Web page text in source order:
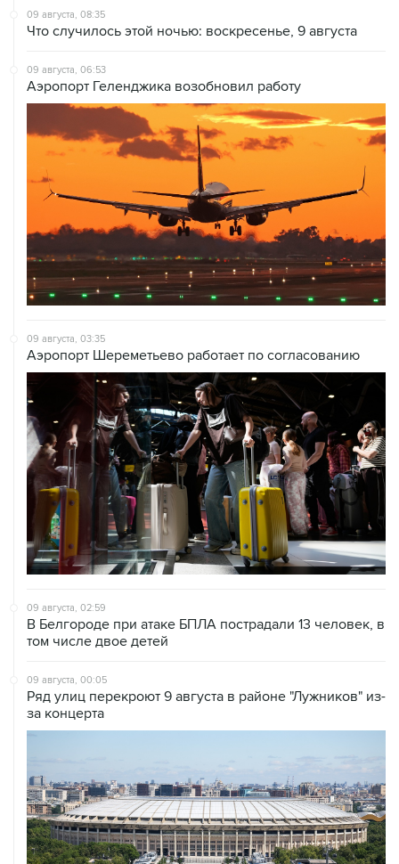
09 августа, 08:35
Что случилось этой ночью: воскресенье, 9 августа
09 августа, 06:53
Аэропорт Геленджика возобновил работу
09 августа, 03:35
Аэропорт Шереметьево работает по согласованию
09 августа, 02:59
В Белгороде при атаке БПЛА пострадали 13 человек, в
том числе двое детей
09 августа, 00:05
Ряд улиц перекроют 9 августа в районе "Лужников" из-
за концерта